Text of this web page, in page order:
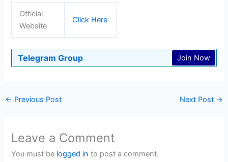
Official
Website
Click Here
Telegram Group Join Now
← Previous Post Next Post →
Leave a Comment
You must be logged in to post a comment.